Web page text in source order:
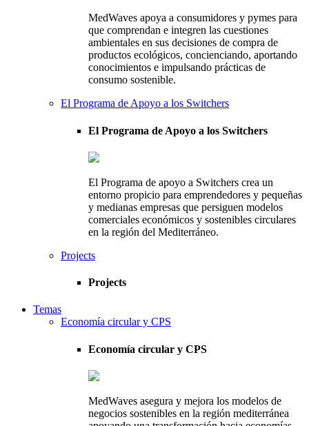
MedWaves apoya a consumidores y pymes para
que comprendan e integren las cuestiones
ambientales en sus decisiones de compra de
productos ecológicos, concienciando, aportando
conocimientos e impulsando prácticas de
consumo sostenible.
El Programa de Apoyo a los Switchers
El Programa de Apoyo a los Switchers
El Programa de apoyo a Switchers crea un
entorno propicio para emprendedores y pequeñas
y medianas empresas que persiguen modelos
comerciales económicos y sostenibles circulares
en la región del Mediterráneo.
Projects
Projects
Temas
Economía circular y CPS
Economía circular y CPS
MedWaves asegura y mejora los modelos de
negocios sostenibles en la región mediterránea